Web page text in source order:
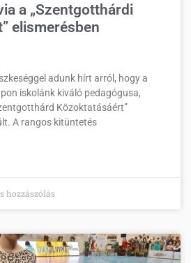
a „Szentgotthárdi
elismerésben
adunk hírt arról, hogy a
iskolánk kiváló pedagógusa,
Közoktatásáért”
A rangos kitüntetés
hozzászólás